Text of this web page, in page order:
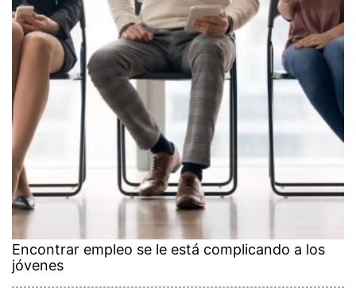
Encontrar empleo se le está complicando a los
jóvenes